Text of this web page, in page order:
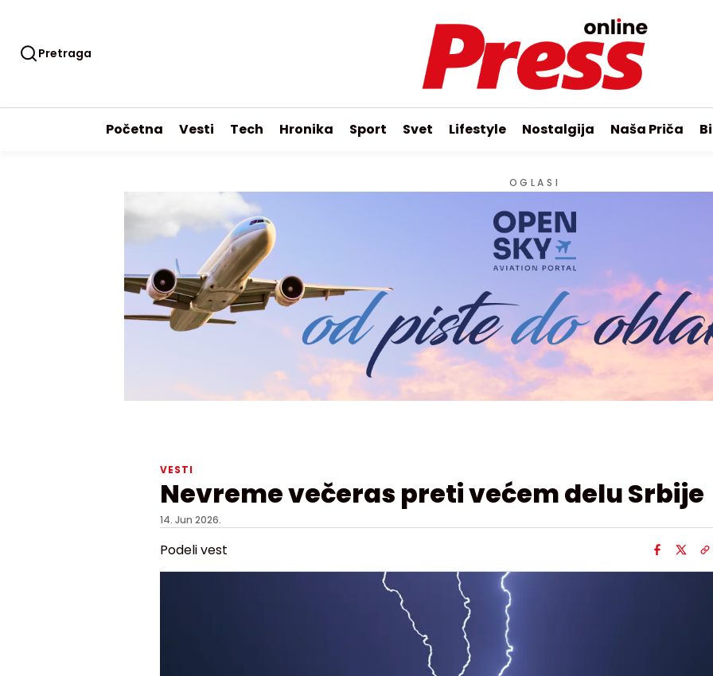
Pretraga
Početna Vesti Tech Hronika Sport Svet Lifestyle Nostalgija Naša Priča
OGLASI
VESTI
Nevreme večeras preti većem delu Srbije
14. Jun 2026.
Podeli vest